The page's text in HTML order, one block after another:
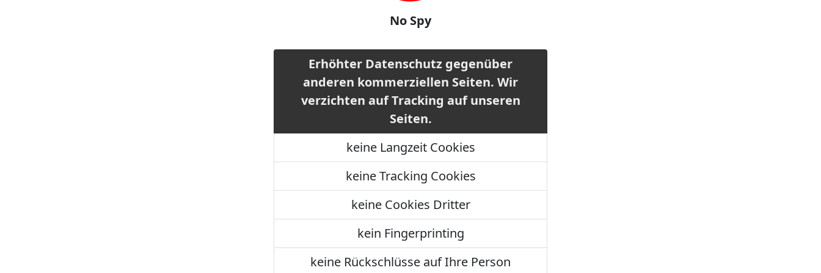
No Spy
Erhöhter Datenschutz gegenüber
anderen kommerziellen Seiten. Wir
verzichten auf Tracking auf unseren
Seiten.
keine Langzeit Cookies
keine Tracking Cookies
keine Cookies Dritter
kein Fingerprinting
keine Rückschlüsse auf Ihre Person